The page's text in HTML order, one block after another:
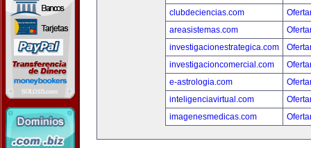
clubdeciencias.com
areasistemas.com
investigacionestrategica.com
investigacioncomercial.com
e-astrologia.com
inteligenciavirtual.com
imagenesmedicas.com